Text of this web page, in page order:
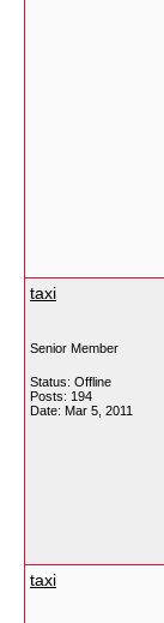
taxi
Senior Member
Status: Offline
Posts: 194
Date: Mar 5, 2011
taxi